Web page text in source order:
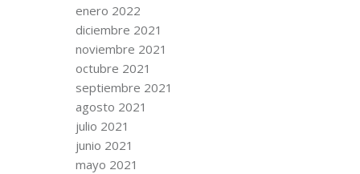
enero 2022
diciembre 2021
noviembre 2021
octubre 2021
septiembre 2021
agosto 2021
julio 2021
junio 2021
mayo 2021